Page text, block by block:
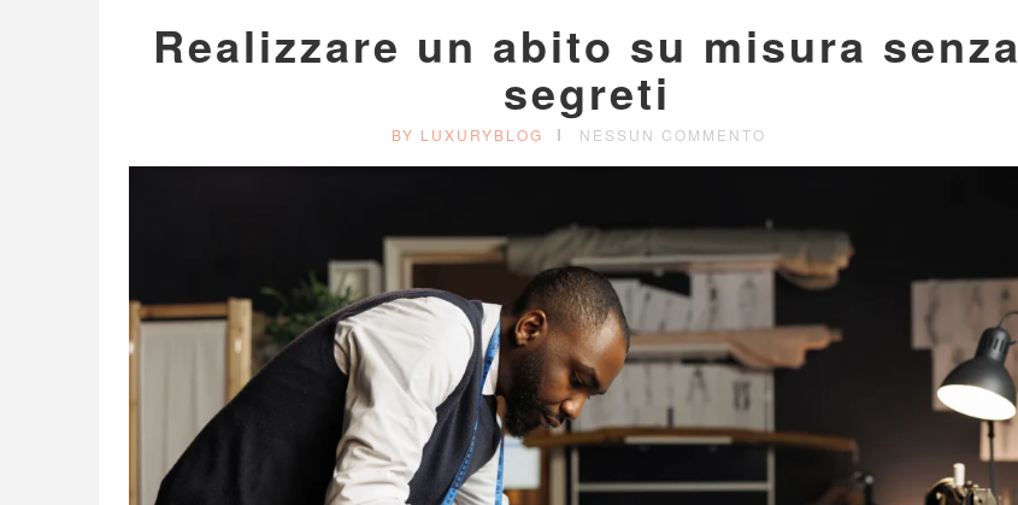
Realizzare un abito su misura senza
segreti
BY LUXURYBLOG NESSUN COMMENTO